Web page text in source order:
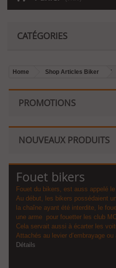
CATÉGORIES
Home Shop Articles Biker
PROMOTIONS
NOUVEAUX PRODUITS
Fouet bikers
Fouet du bikers, est auss appelé
Au début, les bikers possédaient
la chaîne ayant été interdite, le
une arme pour fouetter les club
Cela servait aussi à écarter les
Attachés au levier d’embrayage
Détails